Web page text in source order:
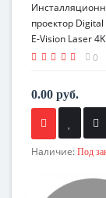
проектор
E-Vision Laser
0
0.00 руб.
Наличие: Под